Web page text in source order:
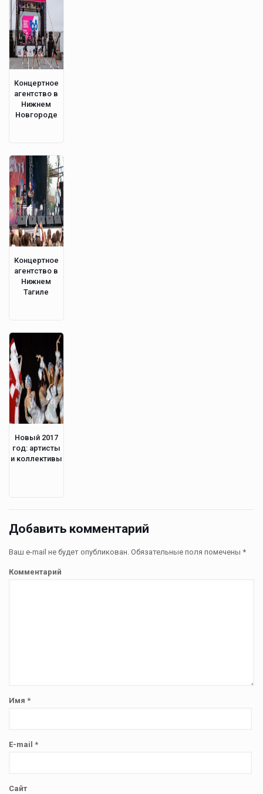
Концертное
агентство в
Нижнем
Новгороде
Концертное
агентство в
Нижнем
Тагиле
Новый 2017
год: артисты
и коллективы
Добавить комментарий
Ваш e-mail не будет опубликован. Обязательные поля помечены *
Комментарий
Имя *
E-mail *
Сайт